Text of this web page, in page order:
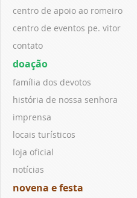
centro de apoio ao romeiro
centro de eventos pe. vitor
contato
doação
família dos devotos
história de nossa senhora
imprensa
locais turísticos
loja oficial
notícias
novena e festa